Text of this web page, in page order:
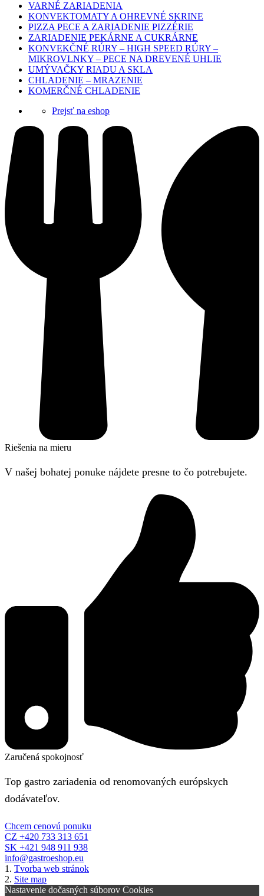
VARNÉ ZARIADENIA
KONVEKTOMATY A OHREVNÉ SKRINE
PIZZA PECE A ZARIADENIE PIZZÉRIE
ZARIADENIE PEKÁRNE A CUKRÁRNE
KONVEKČNÉ RÚRY – HIGH SPEED RÚRY –
MIKROVLNKY – PECE NA DREVENÉ UHLIE
UMÝVAČKY RIADU A SKLA
CHLADENIE – MRAZENIE
KOMERČNÉ CHLADENIE
Prejsť na eshop
Riešenia na mieru
V našej bohatej ponuke nájdete presne to čo potrebujete.
Zaručená spokojnosť
Top gastro zariadenia od renomovaných európskych
dodávateľov.
Chcem cenovú ponuku
CZ +420 733 313 651
SK +421 948 911 938
info@gastroeshop.eu
1. Tvorba web stránok
2. Site map
Nastavenie dočasných súborov Cookies